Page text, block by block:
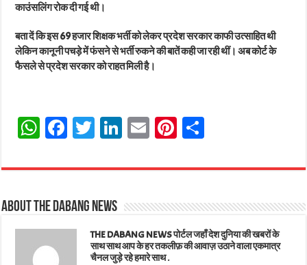
काउंसलिंग रोक दी गई थी।
बता दें कि इस 69 हजार शिक्षक भर्ती को लेकर प्रदेश सरकार काफी उत्साहित थी
लेकिन कानूनी पचड़े में फंसने से भर्ती रुकने की बातें कही जा रही थीं। अब कोर्ट के
फैसले से प्रदेश सरकार को राहत मिली है।
W
ts
A
pp
Fa
bo
ok
T
tt
er
Li
ed
E
ail
Pi
er
t
e
About The Dabang News
THE DABANG NEWS पोर्टल जहाँ देश दुनिया की खबरों के
साथ साथ आप के हर तकलीफ़ की आवाज़ उठाने वाला एकमात्र
चैनल जुड़े रहे हमारे साथ .